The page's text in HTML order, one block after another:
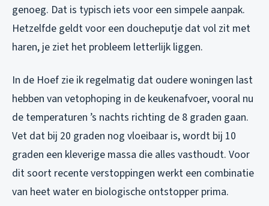
genoeg. Dat is typisch iets voor een simpele aanpak.
Hetzelfde geldt voor een doucheputje dat vol zit met
haren, je ziet het probleem letterlijk liggen.
In de Hoef zie ik regelmatig dat oudere woningen last
hebben van vetophoping in de keukenafvoer, vooral nu
de temperaturen ’s nachts richting de 8 graden gaan.
Vet dat bij 20 graden nog vloeibaar is, wordt bij 10
graden een kleverige massa die alles vasthoudt. Voor
dit soort recente verstoppingen werkt een combinatie
van heet water en biologische ontstopper prima.